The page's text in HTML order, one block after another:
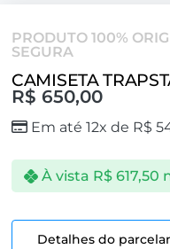
PRODUTO 100%
SEGURA
CAMISETA
R$ 650,00
Em até 12x de R$
À vista R$617,50
Detalhes do